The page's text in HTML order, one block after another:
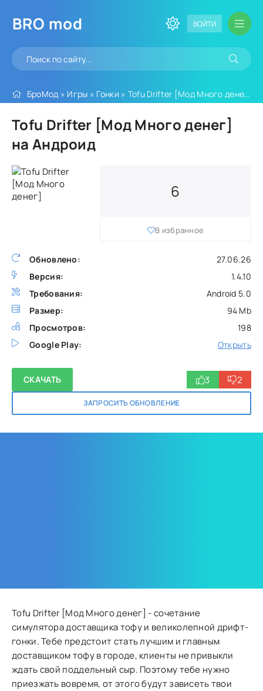
BRO mod ВОЙТИ
БроМод » Игры » Гонки » Tofu Drifter [Мод Много денег]
Tofu Drifter [Мод Много денег]
на Андроид
Обновлено:
27.06.26
Версия:
1.4.10
Требования:
Android 5.0
Размер:
94 Mb
Просмотров:
198
Google Play:
Открыть
6
В избранное
СКАЧАТЬ
ЗАПРОСИТЬ ОБНОВЛЕНИЕ
3 2
Tofu Drifter [Мод Много денег] - сочетание
симулятора доставщика тофу и великолепной дрифт-
гонки. Тебе предстоит стать лучшим и главным
доставщиком тофу в городе, клиенты не привыкли
ждать свой поддельный сыр. Поэтому тебе нужно
приезжать вовремя, от этого будут зависеть твои